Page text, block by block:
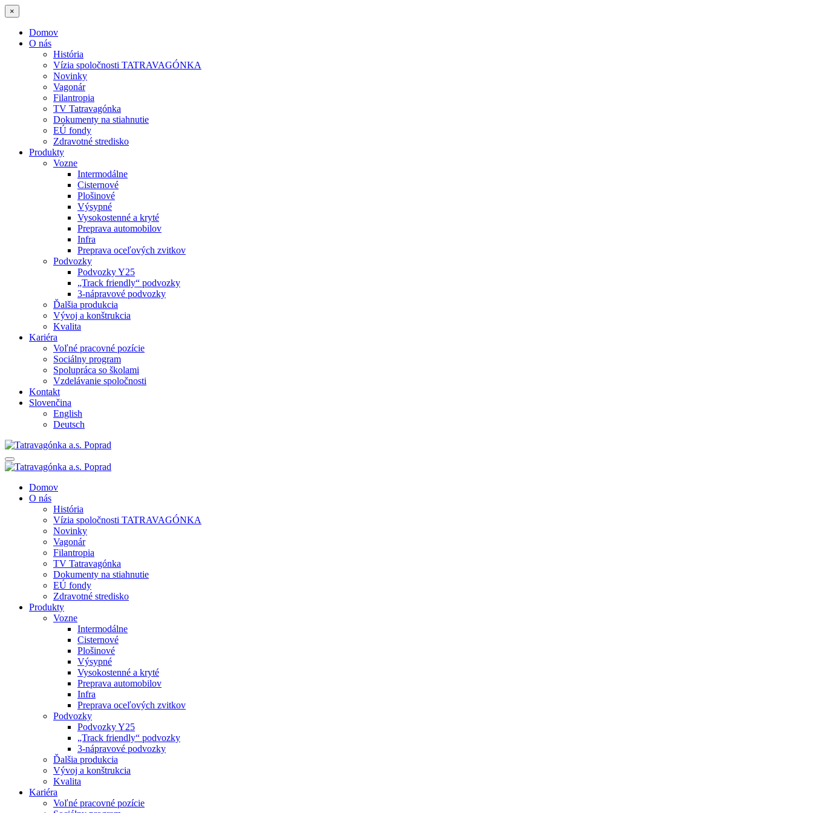
×
Domov
O nás
História
Vízia spoločnosti TATRAVAGÓNKA
Novinky
Vagonár
Filantropia
TV Tatravagónka
Dokumenty na stiahnutie
EÚ fondy
Zdravotné stredisko
Produkty
Vozne
Intermodálne
Cisternové
Plošinové
Výsypné
Vysokostenné a kryté
Preprava automobilov
Infra
Preprava oceľových zvitkov
Podvozky
Podvozky Y25
„Track friendly“ podvozky
3-nápravové podvozky
Ďalšia produkcia
Vývoj a konštrukcia
Kvalita
Kariéra
Voľné pracovné pozície
Sociálny program
Spolupráca so školami
Vzdelávanie spoločnosti
Kontakt
Slovenčina
English
Deutsch
Domov
O nás
História
Vízia spoločnosti TATRAVAGÓNKA
Novinky
Vagonár
Filantropia
TV Tatravagónka
Dokumenty na stiahnutie
EÚ fondy
Zdravotné stredisko
Produkty
Vozne
Intermodálne
Cisternové
Plošinové
Výsypné
Vysokostenné a kryté
Preprava automobilov
Infra
Preprava oceľových zvitkov
Podvozky
Podvozky Y25
„Track friendly“ podvozky
3-nápravové podvozky
Ďalšia produkcia
Vývoj a konštrukcia
Kvalita
Kariéra
Voľné pracovné pozície